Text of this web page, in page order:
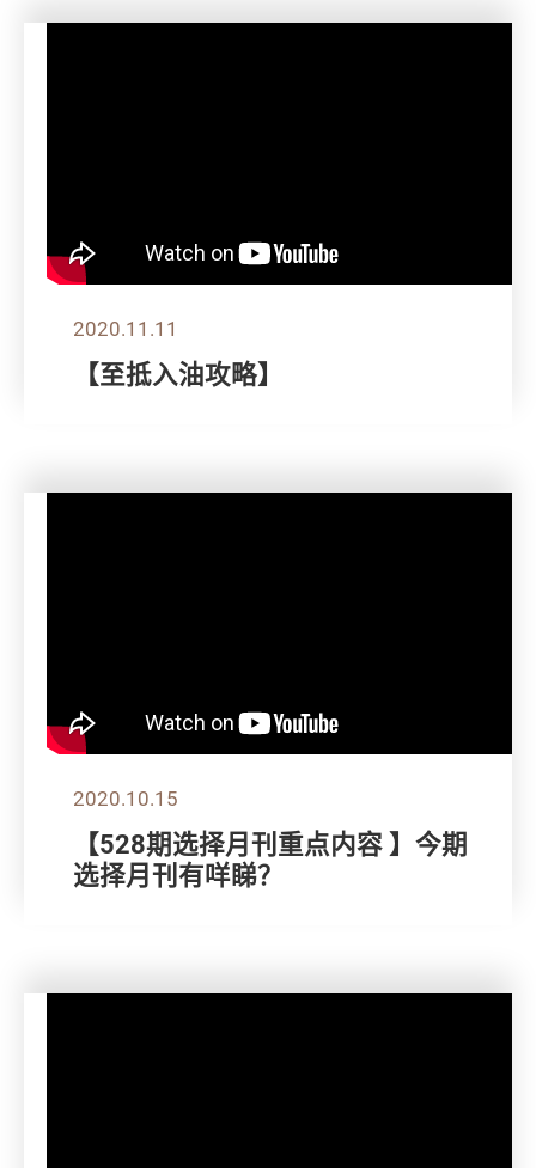
2020.11.11
【至抵入油攻略】
2020.10.15
【528期选择月刊重点内容 】今期
选择月刊有咩睇？